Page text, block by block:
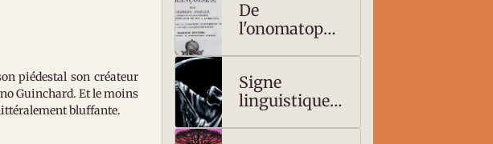
piédestal son créateur
Guinchard. Et le moins
bluffante.
De
l'onomatopée
Signe
linguistique :